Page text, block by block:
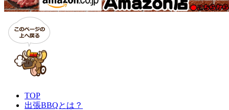
TOP
出張BBQとは？